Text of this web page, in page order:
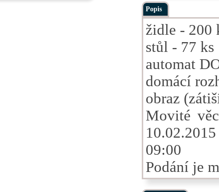
Popis
židle - 200
stůl - 77 ks
automat
domácí
obraz
Movité
09:00
Podání je